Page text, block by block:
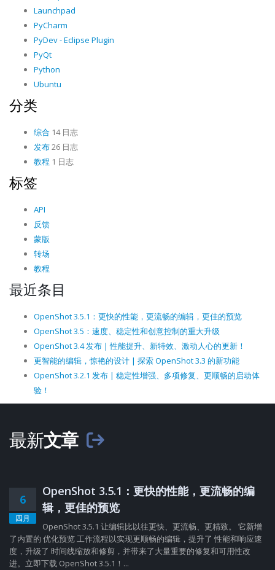
Launchpad
PyCharm
PyDev - Eclipse Plugin
PyQt
Python
Ubuntu
分类
综合 14 日志
发布26 日志
教程 1 日志
标签
API
反馈
蒙版
转场
教程
最近条目
OpenShot 3.5.1：更快的性能，更流畅的编辑，更佳的预览
OpenShot 3.5：速度、稳定性和创意控制的重大升级
OpenShot 3.4 发布 | 性能提升、新特效、激动人心的更新！
更智能的编辑，惊艳的设计 | 探索 OpenShot 3.3 的新功能
OpenShot 3.2.1 发布 | 稳定性增强、多项修复、更顺畅的启动体
验！
最新文章
6
四月
OpenShot 3.5.1：更快的性能，更流畅的编
辑，更佳的预览
OpenShot 3.5.1 让编辑比以往更快、更流畅、更精致。 它新增
了内置的 优化预览 工作流程以实现更顺畅的编辑，提升了 性能和响应速
度，升级了 时间线缩放和修剪，并带来了大量重要的修复和可用性改
进。立即下载 OpenShot 3.5.1！...